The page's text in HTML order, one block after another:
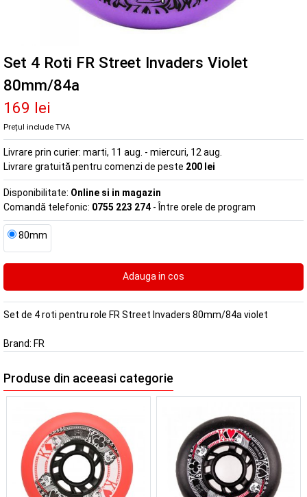
Set 4 Roti FR Street Invaders Violet
80mm/84a
169 lei
Prețul include TVA
Livrare prin curier: marti, 11 aug. - miercuri, 12 aug.
Livrare gratuită pentru comenzi de peste 200 lei
Disponibilitate: Online si in magazin
Comandă telefonic: 0755 223 274 - Între orele de program
80mm
Set de 4 roti pentru role FR Street Invaders 80mm/84a violet
Brand: FR
Produse din aceeasi categorie